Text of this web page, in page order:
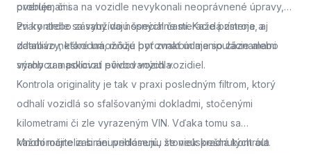
problémami.
overuje, či sa na vozidle nevykonali neoprávnené úpravy,
zvary alebo zásahy do nosných častí. Každá zmena, aj
zdanlivo neškodná, môže byť znakom manipulácie alebo
snahy zamaskovať pôvod vozidla.
Pri kontrole sa využívajú špeciálne meracie prístroje a
databázy, ktoré umožňujú porovnať údaje so záznamami
výrobcu a políciou evidovaných vozidiel.
Kontrola originality je tak v praxi posledným filtrom, ktorý
odhalí vozidlá so sfalšovanými dokladmi, stočenými
kilometrami či zle vyrazeným VIN. Vďaka tomu sa
každoročne zabráni prihláseniu stoviek kradnutých áut.
Mnohí majitelia si neuvedomujú, že neúspešná kontrola